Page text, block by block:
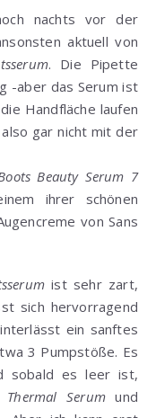
nachts vor der
aktuell von
. Die Pipette
-aber das Serum ist
Handfläche laufen
gar nicht mit der
Beauty Serum 7
ihrer schönen
von Sans
ist sehr zart,
sich hervorragend
ein sanftes
3 Pumpstöße. Es
sobald es leer ist,
Serum und